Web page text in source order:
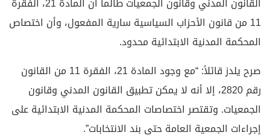
11 من قانون الأحزاب السياسية سارية المفعول، وأن اختصاص
المحكمة المدنية الابتدائية محدود.
صرح يلدز قائلاً: “مع وجود المادة 21، الفقرة 11 من القانون
رقم 2820، إلا أنه لا يمكن تطبيق القانون المدني وقانون
الجمعيات. وتقتصر اختصاصات المحكمة المدنية الابتدائية على
إجراءات الجمعية العامة حتى بند الانتخابات”.